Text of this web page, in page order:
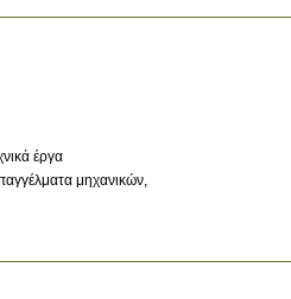
έργα
μηχανικών